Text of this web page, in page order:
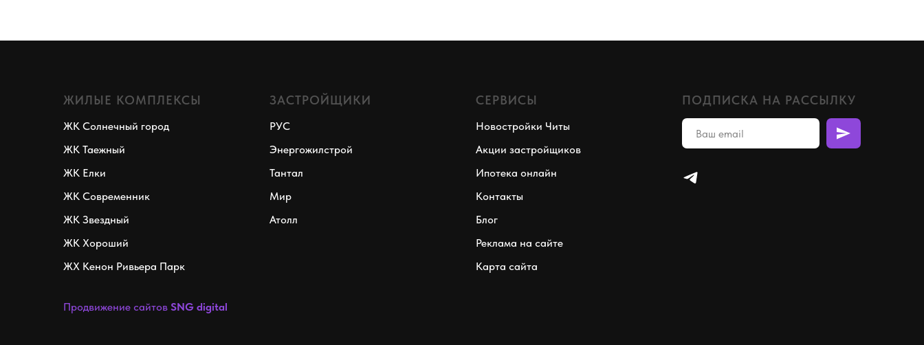
ЖИЛЫЕ КОМПЛЕКСЫ
ЖК Солнечный город
ЖК Таежный
ЖК Елки
ЖК Современник
ЖК Звездный
ЖК Хороший
ЖХ Кенон Ривьера Парк
ЗАСТРОЙЩИКИ
РУС
Энергожилстрой
Тантал
Мир
Атолл
СЕРВИСЫ
Новостройки Читы
Акции застройщиков
Ипотека онлайн
Контакты
Блог
Реклама на сайте
Карта сайта
ПОДПИСКА НА РАССЫЛКУ
Продвижение сайтов SNG digital